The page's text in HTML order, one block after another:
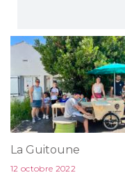
La Guitoune
12 octobre 2022